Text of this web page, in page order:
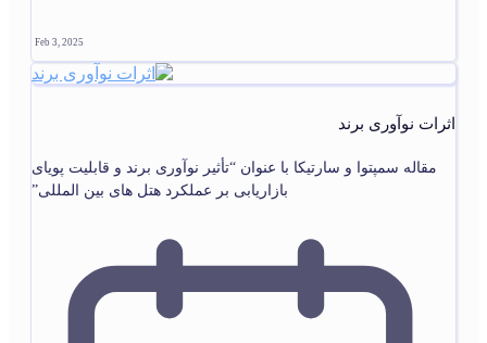
Feb 3, 2025
اثرات نوآوری برند
مقاله سمپتوا و سارتیکا با عنوان “تأثیر نوآوری برند و قابلیت پویای
بازاریابی بر عملکرد هتل های بین المللی”